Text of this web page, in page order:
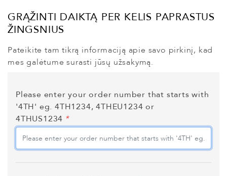
GRĄŽINTI DAIKTĄ PER KELIS PAPRASTUS
ŽINGSNIUS
Pateikite tam tikrą informaciją apie savo pirkinį, kad
mes galėtume surasti jūsų užsakymą.
Please enter your order number that starts with
'4TH' eg. 4TH1234, 4THEU1234 or
4THUS1234 *